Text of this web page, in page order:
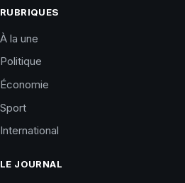
RUBRIQUES
À la une
Politique
Économie
Sport
International
LE JOURNAL